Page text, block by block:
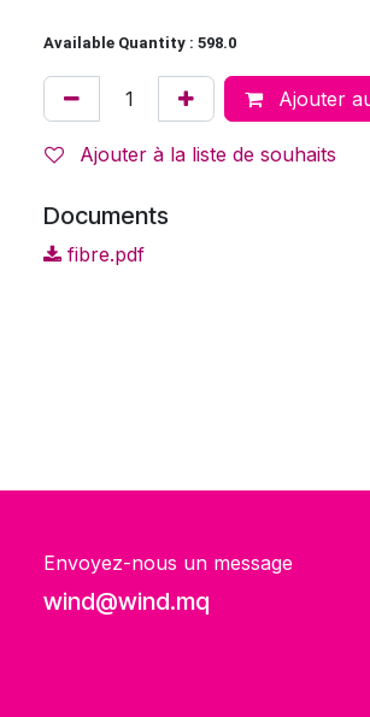
Available Quantity : 598.0
Ajouter
Ajouter à la liste de souhaits
Documents
fibre.pdf
Envoyez-nous un message
wind@wind.mq